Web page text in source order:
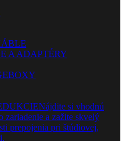
A ADAPTÉRY
Nájdite si vhodnú
zariadenie a zažite skvelý
prepojenia pri štúdiovej,